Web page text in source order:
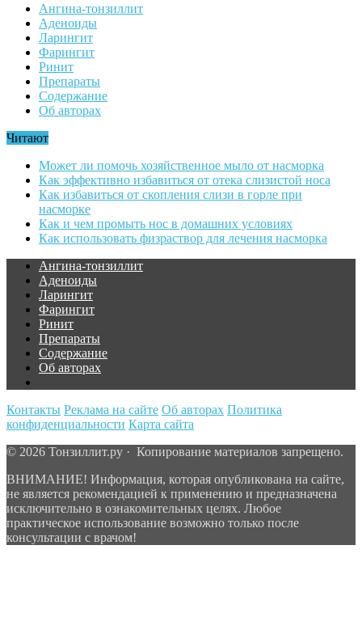
Ангина-тонзиллит
Аденоиды
Ларингит
Фарингит
Ринит
Препараты
Содержание
Об авторах
Читают
Может ли помочь хозяйственное мыло от насморка
Как эффективно избавиться от отека слизистой носа
Как избавиться от скопления слизи в горле при
насморке
Как и чем промыть нос в домашних условиях
Как использовать физраствор для лечения насморка
Ангина-тонзиллит
Аденоиды
Ларингит
Фарингит
Ринит
Препараты
Содержание
Об авторах
Контакты Реклама на сайте Об авторах Политика
конфиденциальности Карта сайта
© 2026 Тонзиллит.ру · Копирование материалов запрещено.
ВНИМАНИЕ! Информация, которая опубликована на сайте,
не является рекомендацией к применению и предназначена
исключительно в ознакомительных целях. Любое
практическое использование возможно только после
консультации с врачом!